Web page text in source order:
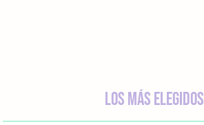
los más elegidos